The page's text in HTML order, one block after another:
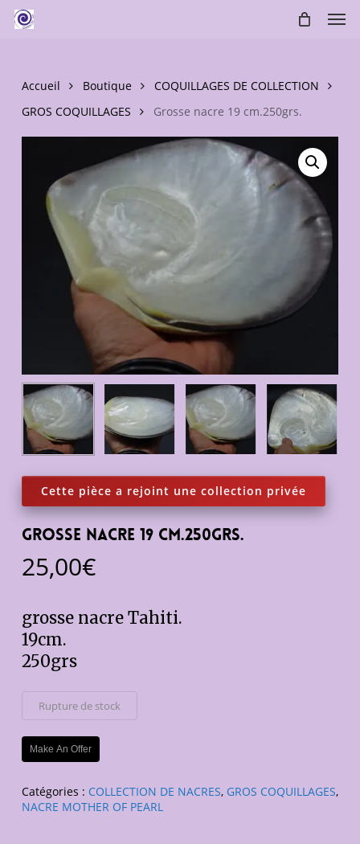
main
Accueil Boutique
COQUILLAGES DE COLLECTION
GROS COQUILLAGES
Grosse nacre 19 cm.250grs.
Grosse nacre 19 cm.250grs.
25,00€
grosse nacre Tahiti.
19cm.
250grs
Rupture de stock
Make An Offer
Catégories : COLLECTION DE NACRES, GROS COQUILLAGES,
NACRE MOTHER OF PEARL